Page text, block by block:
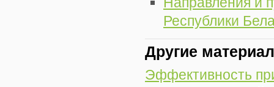
Республики
Другие
Эффективность